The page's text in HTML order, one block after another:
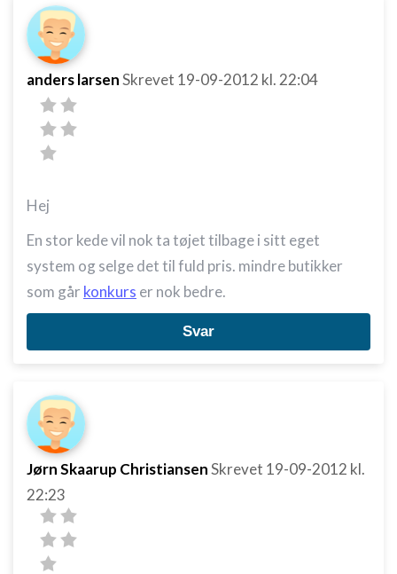
anders larsenSkrevet 19-09-2012 kl. 22:04
Hej
En stor kede vil nok ta tøjet tilbage i sitt eget
system og selge det til fuld pris. mindre butikker
som går konkurs er nok bedre.
Svar
Jørn Skaarup ChristiansenSkrevet 19-09-2012 kl.
22:23
IAB Special Features:
Bruge præcise geografiske
placeringsoplysninger
anmodede oplysninger
Ikke-IAB-behandlingsformål:
Nødvendig
Ydeevne
Funktionel
Annoncering / marketing